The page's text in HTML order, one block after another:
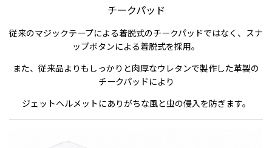
チークパッド
従来のマジックテープによる着脱式のチークパッドではなく、スナ
ップボタンによる着脱式を採用。
また、従来品よりもしっかりと肉厚なウレタンで製作した革製の
チークパッドにより
ジェットヘルメットにありがちな風と虫の侵入を防ぎます。